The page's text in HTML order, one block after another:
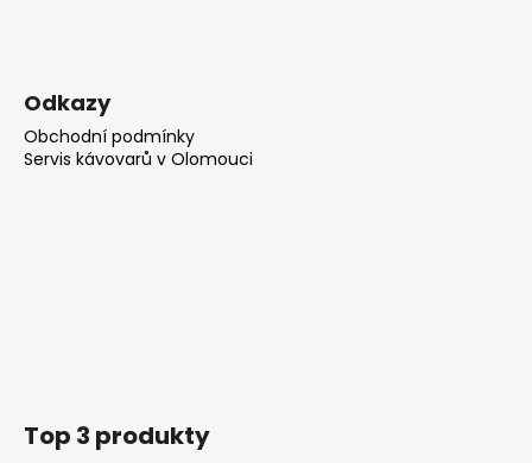
Odkazy
Obchodní podmínky
Servis kávovarů v Olomouci
Top 3 produkty